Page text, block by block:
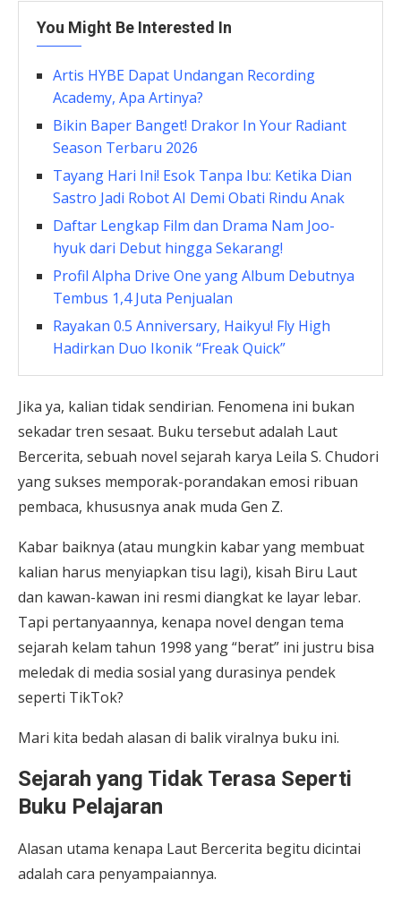
You Might Be Interested In
Artis HYBE Dapat Undangan Recording
Academy, Apa Artinya?
Bikin Baper Banget! Drakor In Your Radiant
Season Terbaru 2026
Tayang Hari Ini! Esok Tanpa Ibu: Ketika Dian
Sastro Jadi Robot AI Demi Obati Rindu Anak
Daftar Lengkap Film dan Drama Nam Joo-
hyuk dari Debut hingga Sekarang!
Profil Alpha Drive One yang Album Debutnya
Tembus 1,4 Juta Penjualan
Rayakan 0.5 Anniversary, Haikyu! Fly High
Hadirkan Duo Ikonik “Freak Quick”
Jika ya, kalian tidak sendirian. Fenomena ini bukan
sekadar tren sesaat. Buku tersebut adalah Laut
Bercerita, sebuah novel sejarah karya Leila S. Chudori
yang sukses memporak-porandakan emosi ribuan
pembaca, khususnya anak muda Gen Z.
Kabar baiknya (atau mungkin kabar yang membuat
kalian harus menyiapkan tisu lagi), kisah Biru Laut
dan kawan-kawan ini resmi diangkat ke layar lebar.
Tapi pertanyaannya, kenapa novel dengan tema
sejarah kelam tahun 1998 yang “berat” ini justru bisa
meledak di media sosial yang durasinya pendek
seperti TikTok?
Mari kita bedah alasan di balik viralnya buku ini.
Sejarah yang Tidak Terasa Seperti
Buku Pelajaran
Alasan utama kenapa Laut Bercerita begitu dicintai
adalah cara penyampaiannya.